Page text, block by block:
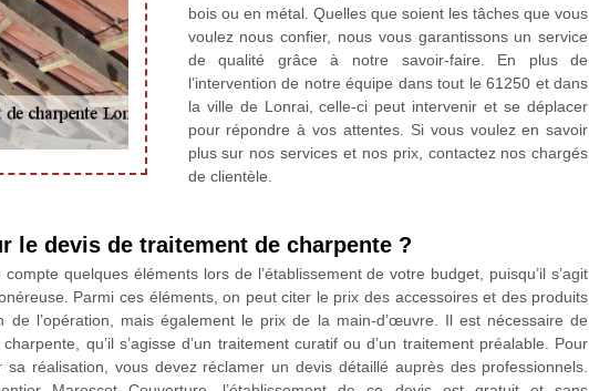
bois ou en métal. Quelles que soient les tâches que vous
voulez nous confier, nous vous garantissons un service
de qualité grâce à notre savoir-faire. En plus de
l’intervention de notre équipe dans tout le 61250 et dans
la ville de Lonrai, celle-ci peut intervenir et se déplacer
pour répondre à vos attentes. Si vous voulez en savoir
plus sur nos services et nos prix, contactez nos chargés
de clientèle.
le devis de traitement de charpente ?
quelques éléments lors de l’établissement de votre budget, puisqu’il s’agit
Parmi ces éléments, on peut citer le prix des accessoires et des produits
de l’opération, mais également le prix de la main-d’œuvre. Il est nécessaire de
qu’il s’agisse d’un traitement curatif ou d’un traitement préalable. Pour
réalisation, vous devez réclamer un devis détaillé auprès des professionnels.